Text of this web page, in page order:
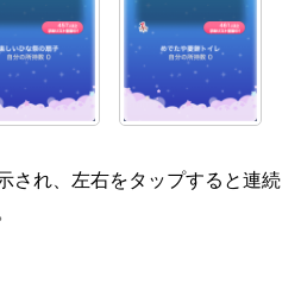
され、左右をタップすると連続